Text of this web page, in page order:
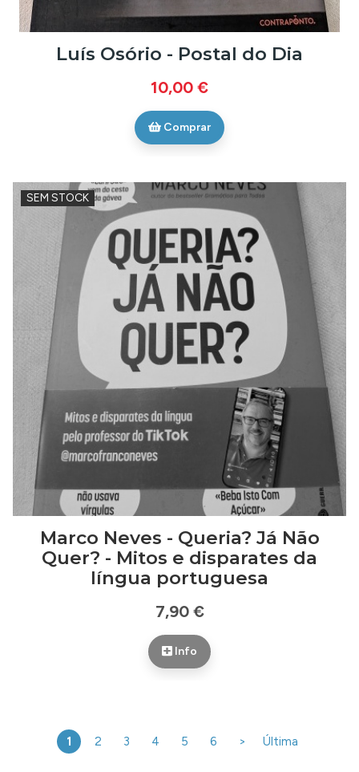
Luís Osório - Postal do Dia
10,00 €
Comprar
SEM STOCK
Marco Neves - Queria? Já Não
Quer? - Mitos e disparates da
língua portuguesa
7,90 €
Info
1 2 3 4 5 6 > Última